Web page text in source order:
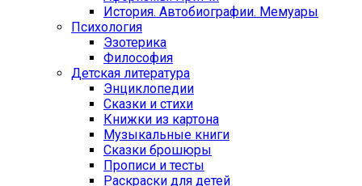
История. Автобиографии. Мемуары
Психология
Эзотерика
Философия
Детская литература
Энциклопедии
Сказки и стихи
Книжки из картона
Музыкальные книги
Сказки брошюры
Прописи и тесты
Раскраски для детей